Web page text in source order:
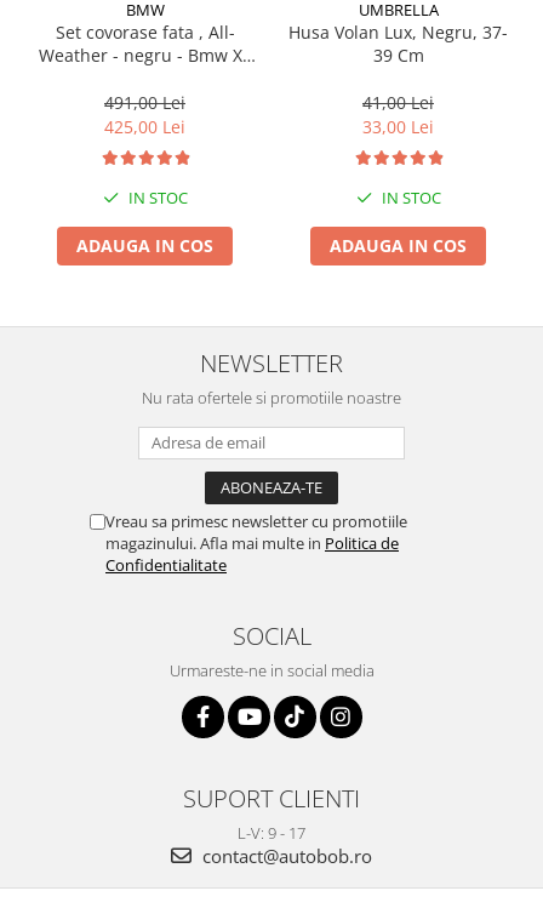
BMW
Set covorase fata , All-
Weather - negru - Bmw X3
491,00 Lei
425,00 Lei
IN STOC
ADAUGA IN COS
UMBRELLA
Husa Volan Lux, Negru, 37-
39 Cm
41,00 Lei
33,00 Lei
IN STOC
ADAUGA IN COS
NEWSLETTER
Nu rata ofertele si promotiile noastre
Vreau sa primesc newsletter cu promotiile
magazinului. Afla mai multe in Politica de
Confidentialitate
SOCIAL
Urmareste-ne in social media
SUPORT CLIENTI
L-V: 9 - 17
contact@autobob.ro